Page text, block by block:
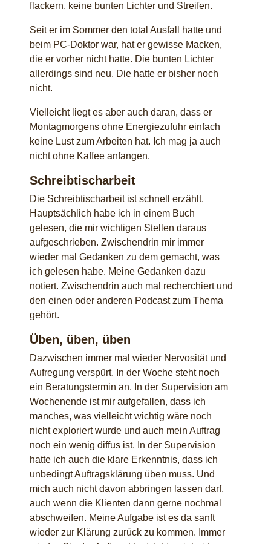
flackern, keine bunten Lichter und Streifen.
Seit er im Sommer den total Ausfall hatte und
beim PC-Doktor war, hat er gewisse Macken,
die er vorher nicht hatte. Die bunten Lichter
allerdings sind neu. Die hatte er bisher noch
nicht.
Vielleicht liegt es aber auch daran, dass er
Montagmorgens ohne Energiezufuhr einfach
keine Lust zum Arbeiten hat. Ich mag ja auch
nicht ohne Kaffee anfangen.
Schreibtischarbeit
Die Schreibtischarbeit ist schnell erzählt.
Hauptsächlich habe ich in einem Buch
gelesen, die mir wichtigen Stellen daraus
aufgeschrieben. Zwischendrin mir immer
wieder mal Gedanken zu dem gemacht, was
ich gelesen habe. Meine Gedanken dazu
notiert. Zwischendrin auch mal recherchiert und
den einen oder anderen Podcast zum Thema
gehört.
Üben, üben, üben
Dazwischen immer mal wieder Nervosität und
Aufregung verspürt. In der Woche steht noch
ein Beratungstermin an. In der Supervision am
Wochenende ist mir aufgefallen, dass ich
manches, was vielleicht wichtig wäre noch
nicht exploriert wurde und auch mein Auftrag
noch ein wenig diffus ist. In der Supervision
hatte ich auch die klare Erkenntnis, dass ich
unbedingt Auftragsklärung üben muss. Und
mich auch nicht davon abbringen lassen darf,
auch wenn die Klienten dann gerne nochmal
abschweifen. Meine Aufgabe ist es da sanft
wieder zur Klärung zurück zu kommen. Immer